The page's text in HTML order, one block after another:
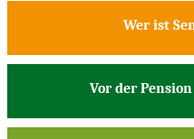
Wer ist
Vor der